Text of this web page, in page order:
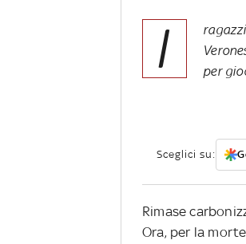
I
per
Sceglici su:
Rimase
Ora, per la